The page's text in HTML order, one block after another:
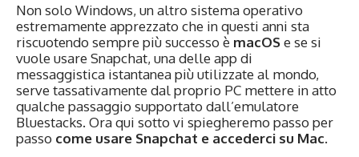
Non solo Windows, un altro sistema operativo
estremamente apprezzato che in questi anni sta
riscuotendo sempre più successo è macOSe se si
vuole usare Snapchat, una delle app di
messaggistica istantanea più utilizzate al mondo,
serve tassativamente dal proprio PC mettere in atto
qualche passaggio supportato dall’emulatore
Bluestacks. Ora qui sotto vi spiegheremo passo per
passo come usare Snapchat e accederci su Mac.